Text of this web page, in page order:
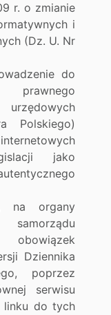
r. o zmianie
i
(Dz. U. Nr
do
Polskiego)
jako
na organy
obowiązek
Dziennika
poprzez
serwisu
linku do tych